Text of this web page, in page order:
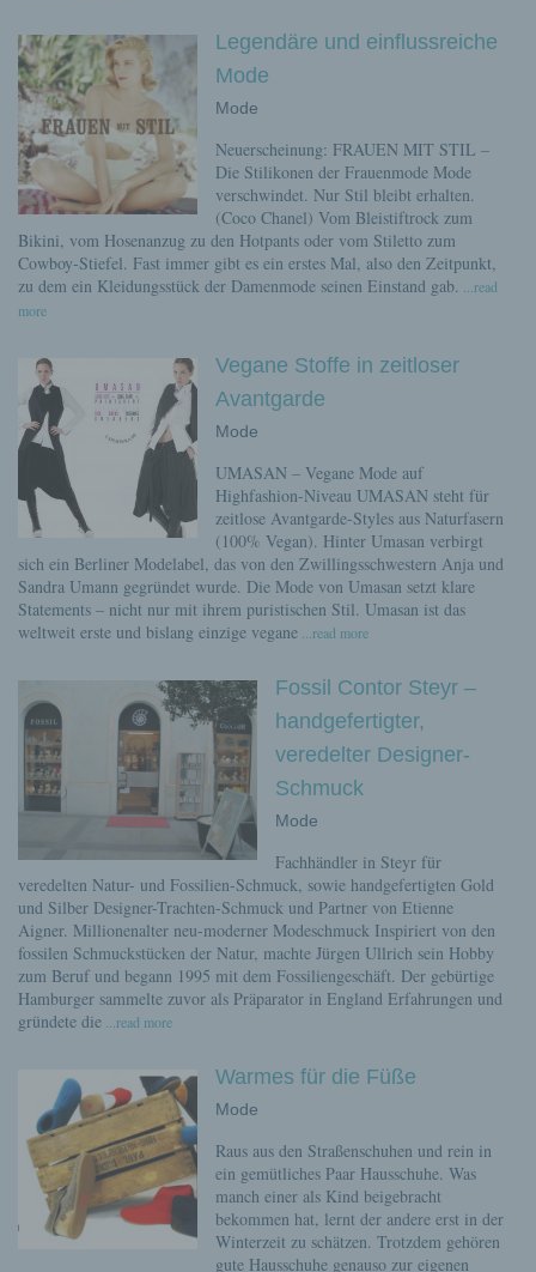
Legendäre und einflussreiche
Mode
Mode
Neuerscheinung: FRAUEN MIT STIL –
Die Stilikonen der Frauenmode Mode
verschwindet. Nur Stil bleibt erhalten.
(Coco Chanel) Vom Bleistiftrock zum
Bikini, vom Hosenanzug zu den Hotpants oder vom Stiletto zum
Cowboy-Stiefel. Fast immer gibt es ein erstes Mal, also den Zeitpunkt,
zu dem ein Kleidungsstück der Damenmode seinen Einstand gab. ...read
more
Vegane Stoffe in zeitloser
Avantgarde
Mode
UMASAN – Vegane Mode auf
Highfashion-Niveau UMASAN steht für
zeitlose Avantgarde-Styles aus Naturfasern
(100% Vegan). Hinter Umasan verbirgt
sich ein Berliner Modelabel, das von den Zwillingsschwestern Anja und
Sandra Umann gegründet wurde. Die Mode von Umasan setzt klare
Statements – nicht nur mit ihrem puristischen Stil. Umasan ist das
weltweit erste und bislang einzige vegane ...read more
Fossil Contor Steyr –
handgefertigter,
veredelter Designer-
Schmuck
Mode
Fachhändler in Steyr für
veredelten Natur- und Fossilien-Schmuck, sowie handgefertigten Gold
und Silber Designer-Trachten-Schmuck und Partner von Etienne
Aigner. Millionenalter neu-moderner Modeschmuck Inspiriert von den
fossilen Schmuckstücken der Natur, machte Jürgen Ullrich sein Hobby
zum Beruf und begann 1995 mit dem Fossiliengeschäft. Der gebürtige
Hamburger sammelte zuvor als Präparator in England Erfahrungen und
gründete die ...read more
Warmes für die Füße
Mode
Raus aus den Straßenschuhen und rein in
ein gemütliches Paar Hausschuhe. Was
manch einer als Kind beigebracht
bekommen hat, lernt der andere erst in der
Winterzeit zu schätzen. Trotzdem gehören
gute Hausschuhe genauso zur eigenen